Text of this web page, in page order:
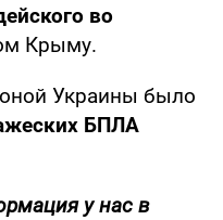
во
Крыму.
Украины было
БПЛА
у нас в